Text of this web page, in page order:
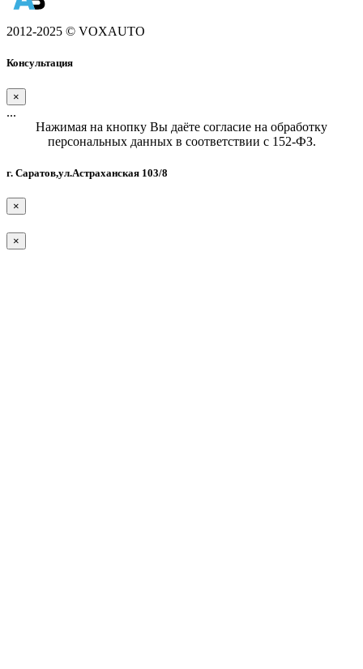
2012-2025 © VOXAUTO
Консультация
×
...
Нажимая на кнопку Вы даёте согласие на обработку
персональных данных в соответствии с 152-ФЗ.
г. Саратов,ул.Астраханская 103/8
×
×